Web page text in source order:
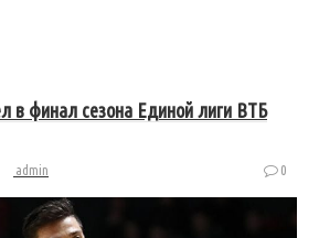
финал сезона Единой лиги ВТБ
admin 0